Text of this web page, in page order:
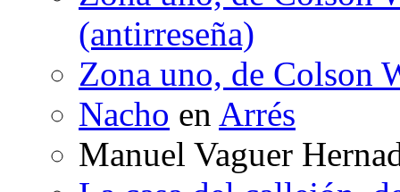
(antirreseña)
Zona uno, de Colson
Nacho en Arrés
Manuel Vaguer